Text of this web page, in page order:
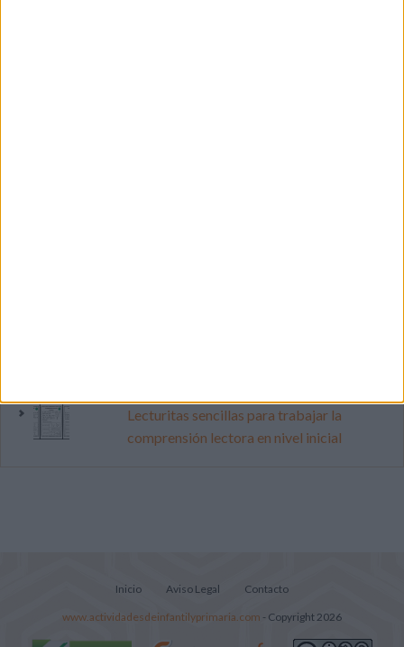
Lecturitas sencillas para trabajar la
comprensión lectora en nivel inicial
Inicio Aviso Legal Contacto
www.actividadesdeinfantilyprimaria.com - Copyright 2026